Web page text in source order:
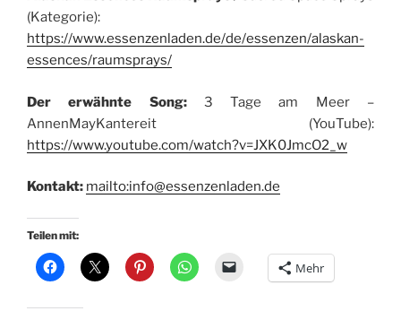
(Kategorie):
https://www.essenzenladen.de/de/essenzen/alaskan-
essences/raumsprays/
Der erwähnte Song:3 Tage am Meer –
AnnenMayKantereit (YouTube):
https://www.youtube.com/watch?v=JXK0JmcO2_w
Kontakt: mailto:info@essenzenladen.de
Teilen mit:
Mehr